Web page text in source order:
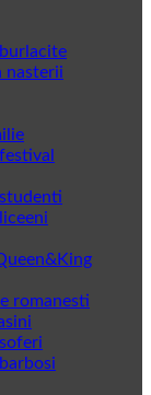
nasterii
romanesti